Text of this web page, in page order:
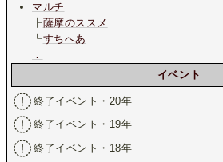
マルチ
┣薩摩のススメ
┗すちへあ
．
イベント
終了イベント・20年
終了イベント・19年
終了イベント・18年